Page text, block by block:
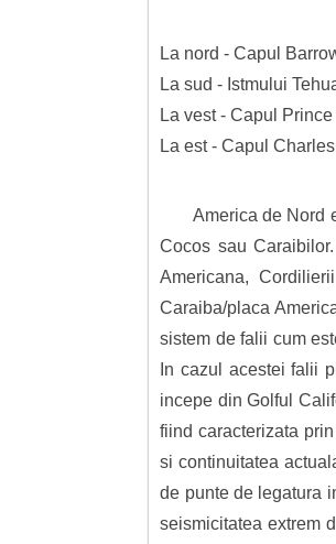
La nord - Capul
La sud - Istmului
La vest - Capul
La est - Capul
America de Nord
Cocos sau
Americana,
Caraiba/placa
sistem de falii cum
In cazul acestei falii
incepe din Golful
fiind caracterizata
si continuitatea
de punte de legatura
seismicitatea extrem